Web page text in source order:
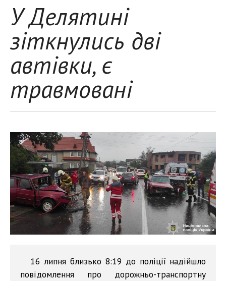
У Делятині
зіткнулись дві
автівки, є
травмовані
16 липня близько 8:19 до поліції надійшло
повідомлення про дорожньо-транспортну